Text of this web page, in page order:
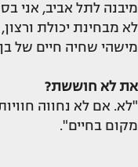
לא מבחינת יכולת
מישהי שחיה חיים של
את לא חוששת?
"לא. אם לא נחווה
מקום בחיים".